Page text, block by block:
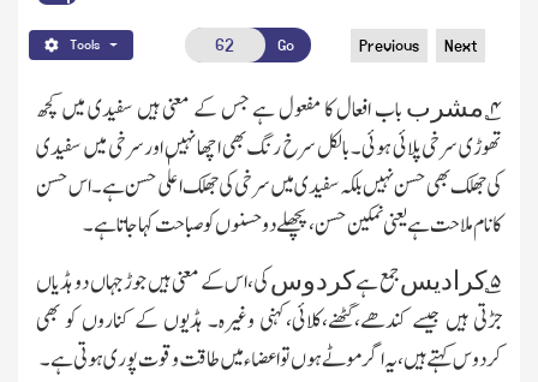
Tools Go Previous Next
۴؎مشرب باب افعال کا مفعول ہے جس کے معنی ہیں سفیدی میں کچھ
تھوڑی سرخی پلائی ہوئی۔بالکل سرخ رنگ بھی اچھا نہیں اور سرخی میں سفیدی
کی جھلک بھی حسن نہیں بلکہ سفیدی میں سرخی کی جھلک اعلٰی حسن ہے۔اس حسن
کا نام ملاحت ہے یعنی نمکین حسن،پچھلے دو حسنوں کو صباحت کہا جاتاہے۔
۵؎کرادیسجمع ہےکردوسکی،اس کے معنی ہیں جوڑ جہاں دو ہڈیاں
جڑتی ہیں جیسے کندھے،گھٹنے،کلائی،کہنی وغیرہ۔ ہڈیوں کے کناروں کو بھی
کردوس کہتے ہیں،یہ اگر موٹے ہوں تو اعضاء میں طاقت و قوت پوری ہوتی ہے۔